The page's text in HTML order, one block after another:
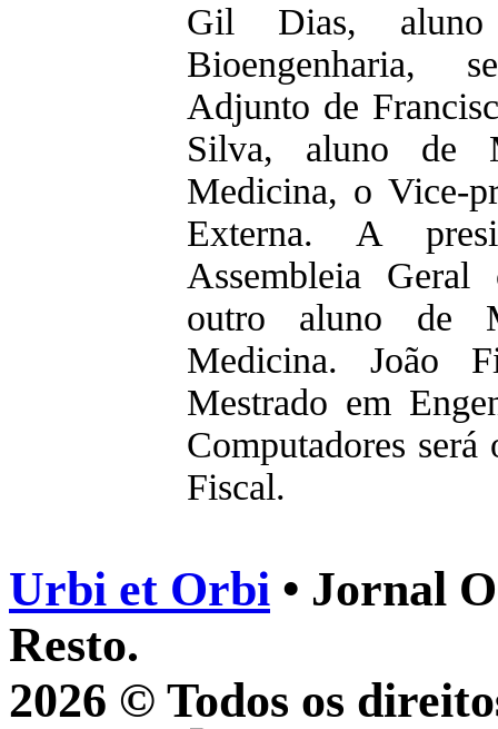
Gil Dias,
Bioengenharia,
Adjunto de
Silva, aluno de
Medicina, o Vice-
Externa. A
Assembleia Geral
outro aluno de
Medicina. João
Mestrado em
Computadores
Fiscal.
Urbi et Orbi • Jornal
Resto.
2026 © Todos os